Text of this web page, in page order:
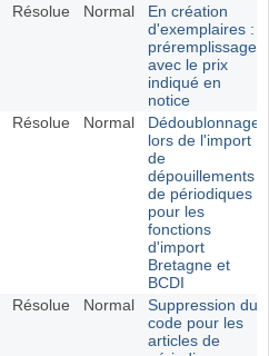
Résolue Normal
En création
d'exemplaires :
préremplissage
avec le prix
indiqué en
notice
Résolue Normal
Dédoublonnage
lors de l'import
de
dépouillements
de périodiques
pour les
fonctions
d'import
Bretagne et
BCDI
Résolue Normal
Suppression du
code pour les
articles de